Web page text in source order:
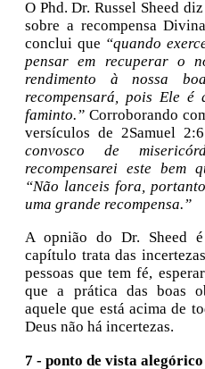
O Phd. Dr. Russel Sheed
sobre a recompensa
conclui que “quando
pensar em recuperar o
rendimento à nossa
recompensará, pois Ele
faminto.” Corroborando
versículos de 2Samuel
convosco de
recompensarei este bem
“Não lanceis fora,
uma grande recompensa.”
A opnião do Dr. Sheed
capítulo trata das
pessoas que tem fé,
que a prática das boas
aquele que está acima de
Deus não há incertezas.
7 - ponto de vista alegórico